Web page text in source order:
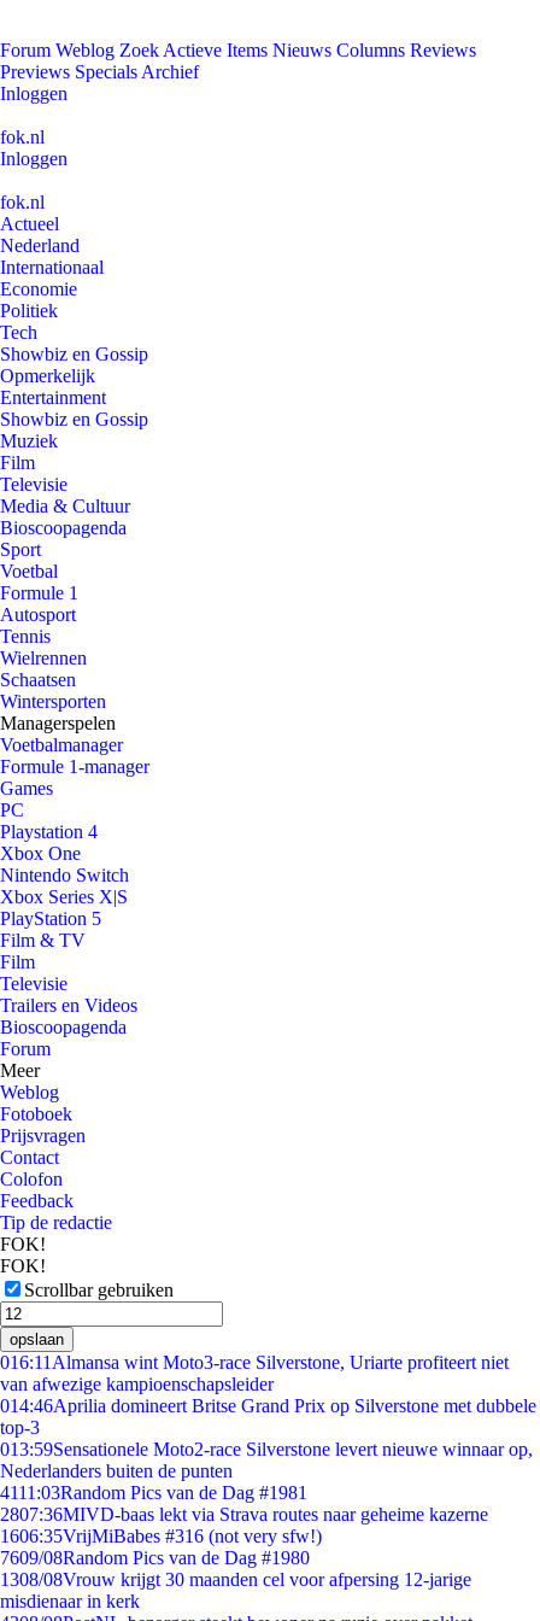
Forum Weblog Zoek Actieve Items Nieuws Columns Reviews
Previews Specials Archief
Inloggen
fok.nl
Inloggen
fok.nl
Actueel
Nederland
Internationaal
Economie
Politiek
Tech
Showbiz en Gossip
Opmerkelijk
Entertainment
Showbiz en Gossip
Muziek
Film
Televisie
Media & Cultuur
Bioscoopagenda
Sport
Voetbal
Formule 1
Autosport
Tennis
Wielrennen
Schaatsen
Wintersporten
Managerspelen
Voetbalmanager
Formule 1-manager
Games
PC
Playstation 4
Xbox One
Nintendo Switch
Xbox Series X|S
PlayStation 5
Film & TV
Film
Televisie
Trailers en Videos
Bioscoopagenda
Forum
Meer
Weblog
Fotoboek
Prijsvragen
Contact
Colofon
Feedback
Tip de redactie
FOK!
FOK!
Scrollbar gebruiken
opslaan
016:11 Almansa wint Moto3-race Silverstone, Uriarte profiteert niet
van afwezige kampioenschapsleider
014:46Aprilia domineert Britse Grand Prix op Silverstone met dubbele
top-3
013:59Sensationele Moto2-race Silverstone levert nieuwe winnaar op,
Nederlanders buiten de punten
4111:03Random Pics van de Dag #1981
2807:36MIVD-baas lekt via Strava routes naar geheime kazerne
1606:35VrijMiBabes #316 (not very sfw!)
7609/08Random Pics van de Dag #1980
1308/08Vrouw krijgt 30 maanden cel voor afpersing 12-jarige
misdienaar in kerk